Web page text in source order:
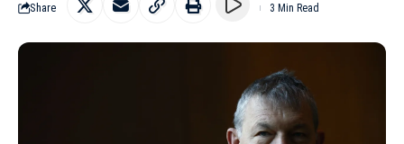
Share 3 Min Read